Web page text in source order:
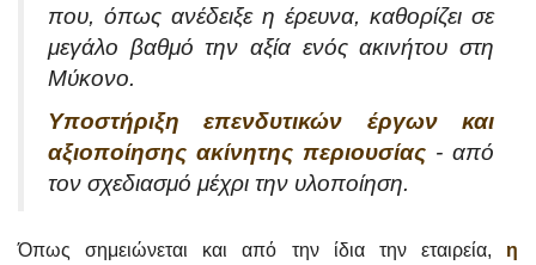
που, όπως ανέδειξε η έρευνα, καθορίζει σε
μεγάλο βαθμό την αξία ενός ακινήτου στη
Μύκονο.
Υποστήριξη επενδυτικών έργων και
αξιοποίησης ακίνητης περιουσίας - από
τον σχεδιασμό μέχρι την υλοποίηση.
Όπως σημειώνεται και από την ίδια την εταιρεία, η